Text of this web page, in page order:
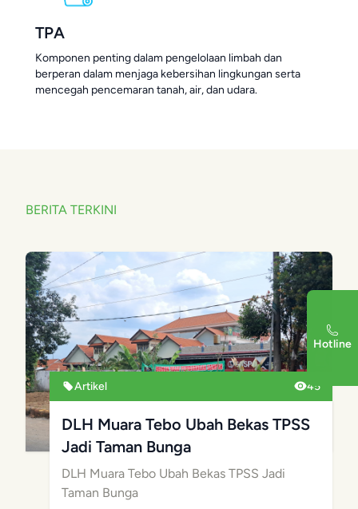
TPA
Komponen penting dalam pengelolaan limbah dan
berperan dalam menjaga kebersihan lingkungan serta
mencegah pencemaran tanah, air, dan udara.
BERITA TERKINI
Artikel 45
DLH Muara Tebo Ubah Bekas TPSS
Jadi Taman Bunga
DLH Muara Tebo Ubah Bekas TPSS Jadi
Taman Bunga
Hotline